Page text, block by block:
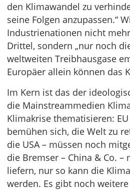
den Klimawandel zu
seine Folgen anzupassen.“
Industrienationen nicht
Drittel, sondern „nur noch
weltweiten Treibhausgase
Europäer allein können das
Im Kern ist das der
die Mainstreammedien
Klimakrise thematisieren:
bemühen sich, die Welt zu
die USA – müssen noch
die Bremser – China & Co.
liefern, nur so kann die
werden. Es gibt noch